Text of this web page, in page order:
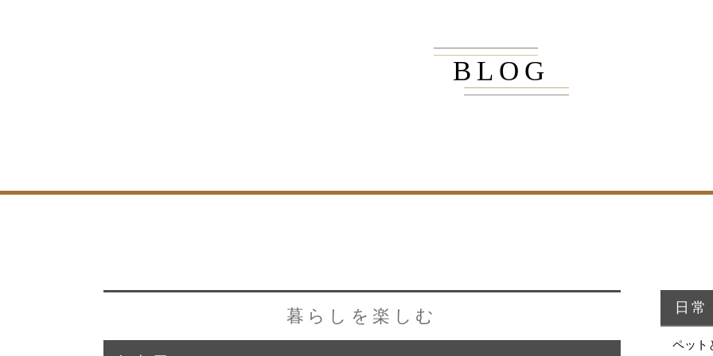
BLOG
暮らしを楽しむ 日常
ペット
ブログ ・MUKU
ORDER
・REFORM
・MUKUの家一覧
ORDERの家一覧